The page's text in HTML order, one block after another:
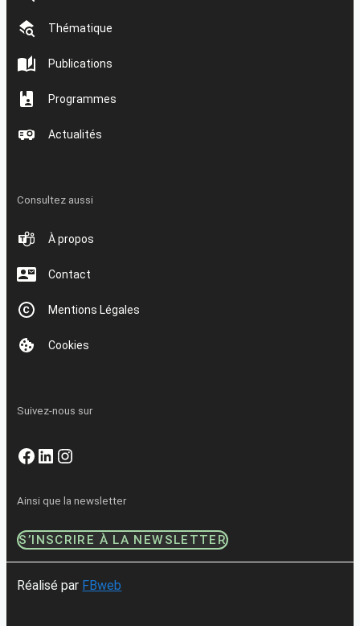
Thématique
Publications
Programmes
Actualités
Consultez aussi
À propos
Contact
Mentions Légales
Cookies
Suivez-nous sur
Facebook
LinkedIn
Instagram
Ainsi que la newsletter
S’INSCRIRE À LA NEWSLETTER
Réalisé par FBweb